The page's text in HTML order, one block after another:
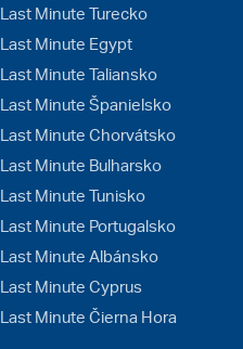
Last Minute Turecko
Last Minute Egypt
Last Minute Taliansko
Last Minute Španielsko
Last Minute Chorvátsko
Last Minute Bulharsko
Last Minute Tunisko
Last Minute Portugalsko
Last Minute Albánsko
Last Minute Cyprus
Last Minute Čierna Hora